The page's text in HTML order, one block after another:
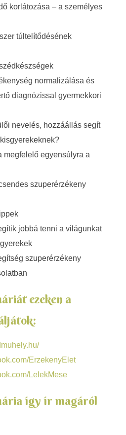
korlátozása – a személyes
túltelítődésének
normalizálása és
diagnózissal gyermekkori
nevelés, hozzáállás segít
egyensúlyra a
szuperérzékeny
jobbá tenni a világunkat
szuperérzékeny
ezeken a
ErzekenyElet
LelekMese
így ír magáról